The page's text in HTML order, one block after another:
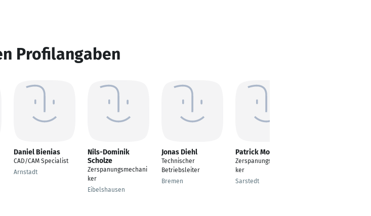
Profilangaben
Daniel Bienias
CAD/CAM Specialist
Arnstadt
Nils-Dominik
Scholze
Zerspanungsmechani
ker
Eibelshausen
Jonas Diehl
Technischer
Betriebsleiter
Bremen
Patrick Mohr
Zerspanungsmechani
ker
Sarstedt